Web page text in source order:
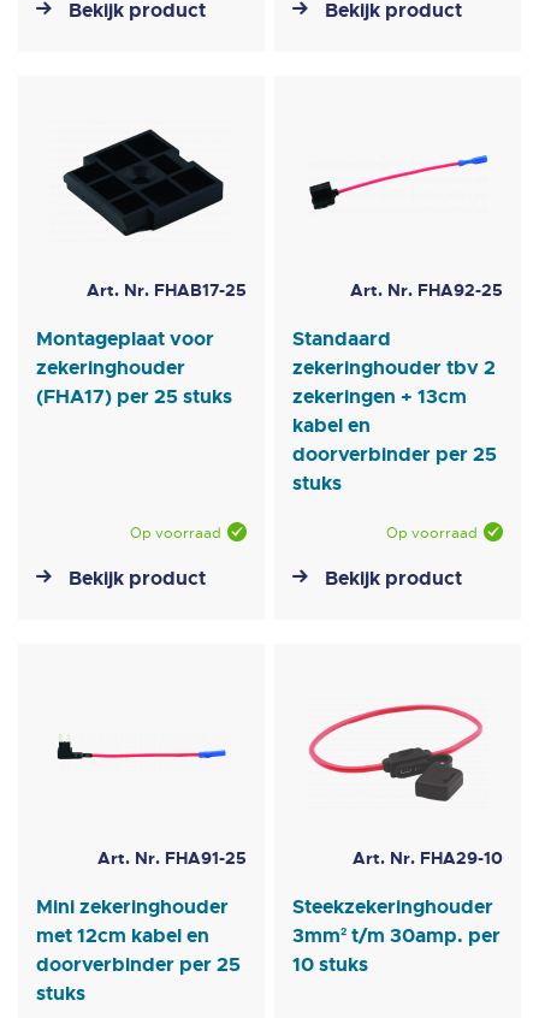
Bekijk product Bekijk product
Art. Nr. FHAB17-25
Montageplaat voor
zekeringhouder
(FHA17) per 25 stuks
Op voorraad
Bekijk product
Art. Nr. FHA92-25
Standaard
zekeringhouder tbv 2
zekeringen + 13cm
kabel en
doorverbinder per 25
stuks
Op voorraad
Bekijk product
Art. Nr. FHA91-25
Mini zekeringhouder
met 12cm kabel en
doorverbinder per 25
stuks
Art. Nr. FHA29-10
Steekzekeringhouder
3mm² t/m 30amp. per
10 stuks